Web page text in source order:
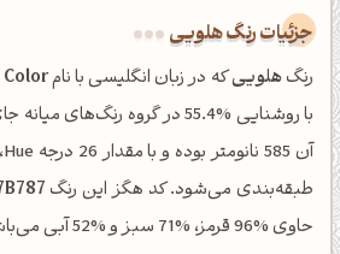
جزئیات رنگ هلویی
رنگهلوییکه در زبان انگلیسی با نام
با روشنایی %55.4 در گروه
آن 585 نانومتر بوده و با مقدار 26 درجه Hue، در خانواده
طبقه‌بندی می‌شود. کد هگز این رنگ
حاوی %96 قرمز، %71 سبز و %52 آبی می‌باشد.